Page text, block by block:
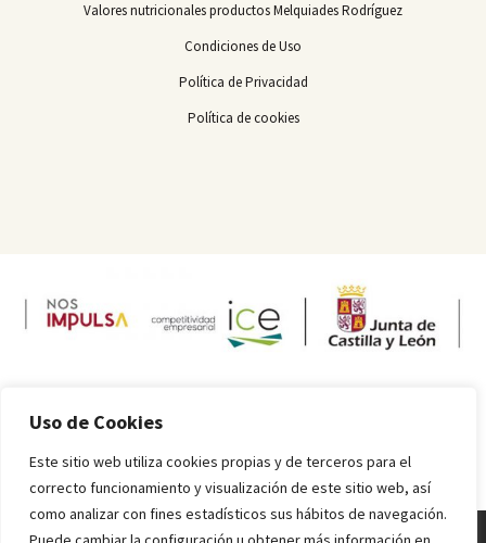
Uso de Cookies
Este sitio web utiliza cookies propias y de terceros para el
correcto funcionamiento y visualización de este sitio web, así
como analizar con fines estadísticos sus hábitos de navegación.
Valores nutricionales productos Melquiades Rodríguez
Condiciones de Uso
Política de Privacidad
Política de cookies